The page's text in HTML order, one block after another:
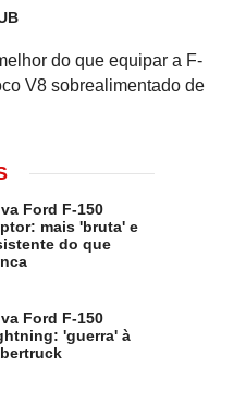
do que equipar a F-
V8 sobrealimentado de
Ford F-150
mais 'bruta' e
do que
Ford F-150
'guerra' à